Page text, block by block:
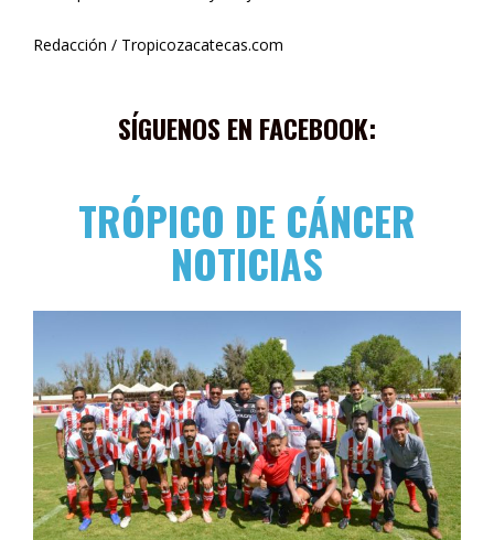
Redacción / Tropicozacatecas.com
SÍGUENOS EN FACEBOOK:
TRÓPICO DE CÁNCER
NOTICIAS